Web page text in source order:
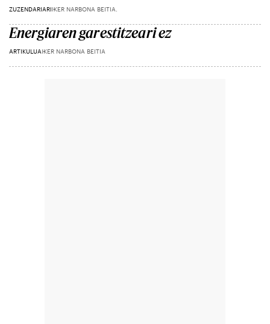
ZUZENDARIARIIKER NARBONA BEITIA.
Energiaren garestitzeari ez
ARTIKULUAIKER NARBONA BEITIA